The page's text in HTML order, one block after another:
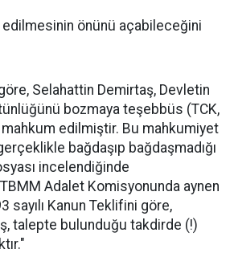
edilmesinin önünü açabileceğini
Selahattin Demirtaş, Devletin
bozmaya teşebbüs (TCK,
edilmiştir. Bu mahkumiyet
bağdaşıp bağdaşmadığı
incelendiğinde
Adalet Komisyonunda aynen
sayılı Kanun Teklifini göre,
talepte bulunduğu takdirde (!)